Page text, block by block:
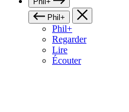
Phil+
Phil+
Regarder
Lire
Écouter